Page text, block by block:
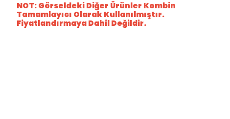
NOT: Görseldeki Diğer Ürünler Kombin
Tamamlayıcı Olarak Kullanılmıştır.
Fiyatlandırmaya Dahil Değildir.